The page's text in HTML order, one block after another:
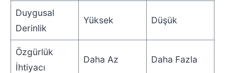
Duygusal
Derinlik
Yüksek Düşük
Özgürlük
İhtiyacı
Daha Az Daha Fazla